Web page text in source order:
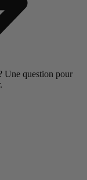
Une question pour